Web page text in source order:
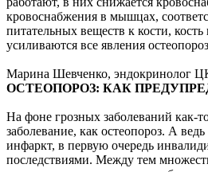
кровоснабжения в мышцах,
питательных веществ к кости, кость
усиливаются все явления
Марина Шевченко, эндокринолог
ОСТЕОПОРОЗ: КАК
На фоне грозных заболеваний как-
заболевание, как остеопороз. А
инфаркт, в первую очередь
последствиями. Между тем